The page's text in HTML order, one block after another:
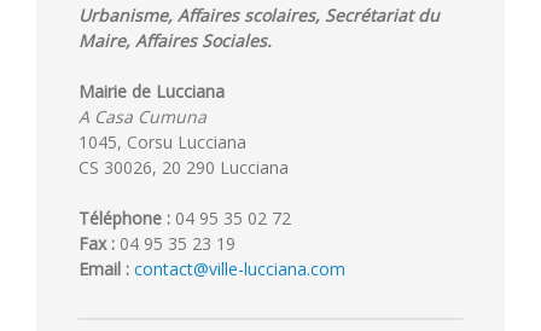
Urbanisme, Affaires scolaires, Secrétariat du
Maire, Affaires Sociales.
Mairie de Lucciana
A Casa Cumuna
1045, Corsu Lucciana
CS 30026, 20 290 Lucciana
Téléphone : 04 95 35 02 72
Fax : 04 95 35 23 19
Email : contact@ville-lucciana.com